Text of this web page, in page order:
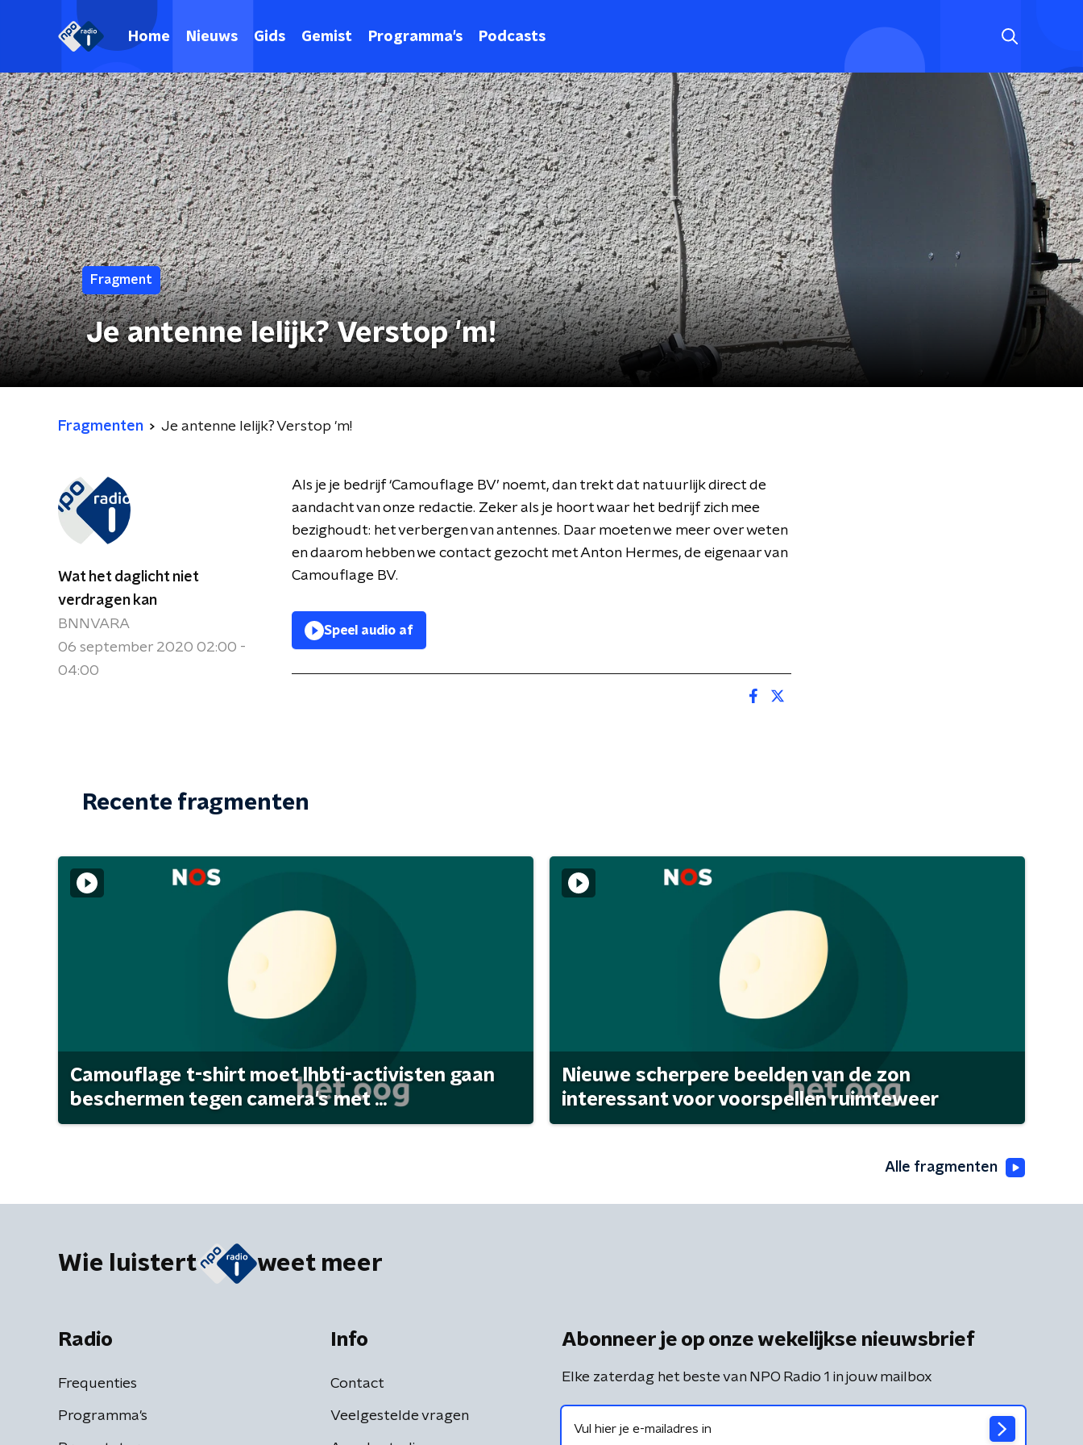
Home Nieuws Gids Gemist Programma's Podcasts
Fragment
Je antenne lelijk? Verstop 'm!
Fragmenten Je antenne lelijk? Verstop 'm!
Wat het daglicht niet
verdragen kan
BNNVARA
06 september 2020 02:00 -
04:00
Als je je bedrijf ‘Camouflage BV’ noemt, dan trekt dat natuurlijk direct de
aandacht van onze redactie. Zeker als je hoort waar het bedrijf zich mee
bezighoudt: het verbergen van antennes. Daar moeten we meer over weten
en daarom hebben we contact gezocht met Anton Hermes, de eigenaar van
Camouflage BV.
Speel audio af
Recente fragmenten
Camouflage t-shirt moet lhbti-activisten gaan
beschermen tegen camera's met ...
Nieuwe scherpere beelden van de zon
interessant voor voorspellen ruimteweer
Alle fragmenten
Wie luistert weet meer
Radio
Frequenties
Programma's
Info
Contact
Veelgestelde vragen
Abonneer je op onze wekelijkse nieuwsbrief
Elke zaterdag het beste van NPO Radio 1 in jouw mailbox